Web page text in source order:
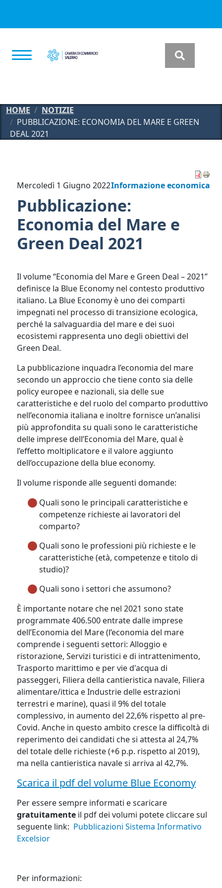
HOME
NOTIZIE
PUBBLICAZIONE: ECONOMIA DEL MARE E GREEN
DEAL 2021
Informazione economica
Mercoledì 1 Giugno 2022
Pubblicazione:
Economia del Mare e
Green Deal 2021
Il volume “Economia del Mare e Green Deal – 2021”
definisce la Blue Economy nel contesto produttivo
italiano. La Blue Economy è uno dei comparti
impegnati nel processo di transizione ecologica,
perché la salvaguardia del mare e dei suoi
ecosistemi rappresenta uno degli obiettivi del
Green Deal.
La pubblicazione inquadra l’economia del mare
secondo un approccio che tiene conto sia delle
policy europee e nazionali, sia delle sue
caratteristiche e del ruolo del comparto produttivo
nell’economia italiana e inoltre fornisce un’analisi
più approfondita su quali sono le caratteristiche
delle imprese dell’Economia del Mare, qual è
l’effetto moltiplicatore e il valore aggiunto
dell’occupazione della blue economy.
Il volume risponde alle seguenti domande:
Quali sono le principali caratteristiche e
competenze richieste ai lavoratori del
comparto?
Quali sono le professioni più richieste e le
caratteristiche (età, competenze e titolo di
studio)?
Quali sono i settori che assumono?
È importante notare che nel 2021 sono state
programmate 406.500 entrate dalle imprese
dell’Economia del Mare (l’economia del mare
comprende i seguenti settori: Alloggio e
ristorazione, Servizi turistici e di intrattenimento,
Trasporto marittimo e per vie d'acqua di
passeggeri, Filiera della cantieristica navale, Filiera
alimentare/ittica e Industrie delle estrazioni
terrestri e marine), quasi il 9% del totale
complessivo, in aumento del 22,6% rispetto al pre-
Covid. Anche in questo ambito cresce la difficoltà di
reperimento dei candidati che si attesta al 24,7%
del totale delle richieste (+6 p.p. rispetto al 2019),
ma nella cantieristica navale si arriva al 42,7%.
Scarica il pdf del volume Blue Economy
Per essere sempre informati e scaricare
gratuitamente il pdf dei volumi potete cliccare sul
seguente link: Pubblicazioni Sistema Informativo
Excelsior
Per informazioni: